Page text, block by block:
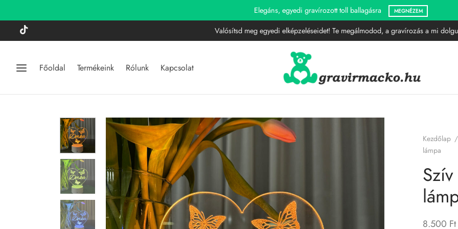
Gravírozott LED lámpák MEGNÉZEM
Valósítsd meg egyedi elképzeléseidet! Te megálmodod, a gravírozás a mi
Főoldal Termékeink Rólunk Kapcsolat
Kezdőlap /
lámpa
8.500 Ft